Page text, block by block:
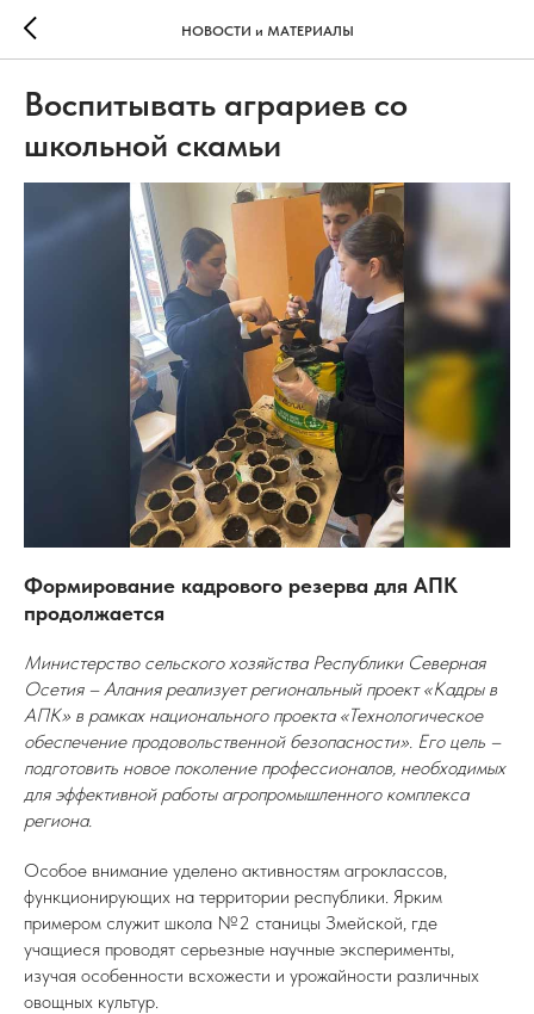
НОВОСТИ и МАТЕРИАЛЫ
Воспитывать аграриев со
школьной скамьи
Формирование кадрового резерва для АПК
продолжается
Министерство сельского хозяйства Республики Северная
Осетия – Алания реализует региональный проект «Кадры в
АПК» в рамках национального проекта «Технологическое
обеспечение продовольственной безопасности». Его цель –
подготовить новое поколение профессионалов, необходимых
для эффективной работы агропромышленного комплекса
региона.
Особое внимание уделено активностям агроклассов,
функционирующих на территории республики. Ярким
примером служит школа №2 станицы Змейской, где
учащиеся проводят серьезные научные эксперименты,
изучая особенности всхожести и урожайности различных
овощных культур.